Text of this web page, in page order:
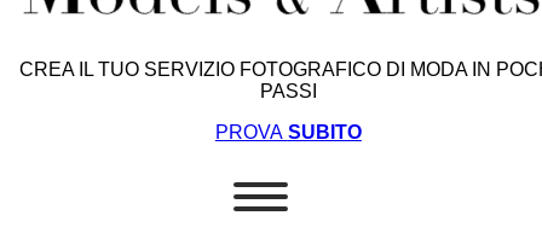
CREA IL TUO SERVIZIO FOTOGRAFICO DI MODA IN
PASSI
PROVA SUBITO